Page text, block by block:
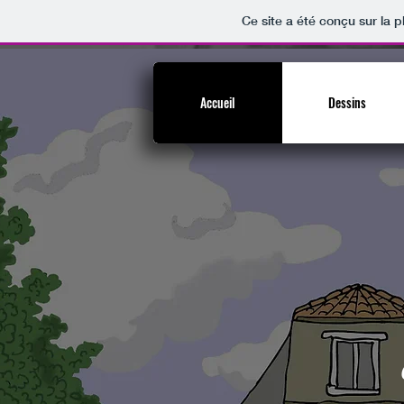
Ce site a été conçu sur la
Accueil Dessins